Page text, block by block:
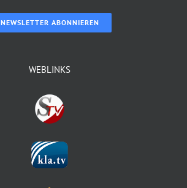
NEWSLETTER ABONNIEREN
WEBLINKS